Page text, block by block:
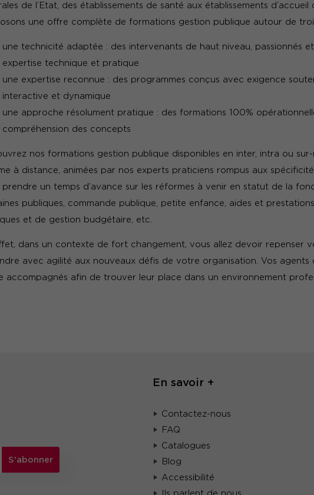
de l’Etat, des établissements de santé aux établissements
une offre complète de formations gestion publique autour de
une technicité adaptée : des intervenants de haut niveau, passionnés
expertise technique et pratique
une expertise reconnue : des programmes conçus avec exigence
interactive et dynamique
une approche résolument pratique : des formations 100%
compréhension des concepts
nos formations gestion publique disponibles en inter, intra ou sur-
à distance, animées par nos experts praticiens rompus aux
un temps d’avance sur les réformes à venir en statut de la
publiques, commande publique, petite enfance, aides et
et de gestion budgétaire, etc.
dans un contexte de fort changement, vous allez devoir repenser
avec agilité aux nouveaux défis de votre organisation. Vos agents
accompagnés afin de trouver leur place dans un environnement
S'abonner
En savoir +
Contactez-nous
FAQ
Catalogues
Blog
Accessibilité